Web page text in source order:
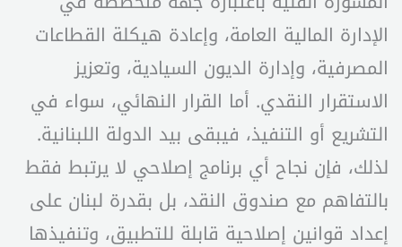
الإدارة المالية العامة، وإعادة هيكلة القطاعات
المصرفية، وإدارة الديون السيادية، وتعزيز
الاستقرار النقدي. أما القرار النهائي، سواء في
التشريع أو التنفيذ، فيبقى بيد الدولة اللبنانية.
لذلك، فإن نجاح أي برنامج إصلاحي لا يرتبط فقط
بالتفاهم مع صندوق النقد، بل بقدرة لبنان على
إعداد قوانين إصلاحية قابلة للتطبيق، وتنفيذها